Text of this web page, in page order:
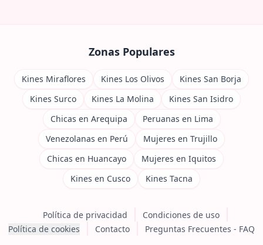
Zonas Populares
Kines Miraflores Kines Los Olivos
Kines San Borja
Kines Surco
Kines La Molina
Kines San Isidro
Chicas en Arequipa
Peruanas en Lima
Venezolanas en Perú
Mujeres en Trujillo
Chicas en Huancayo
Mujeres en Iquitos
Kines en Cusco
Kines Tacna
Política de privacidad
Condiciones de uso
Política de cookies
Contacto Preguntas Frecuentes - FAQ